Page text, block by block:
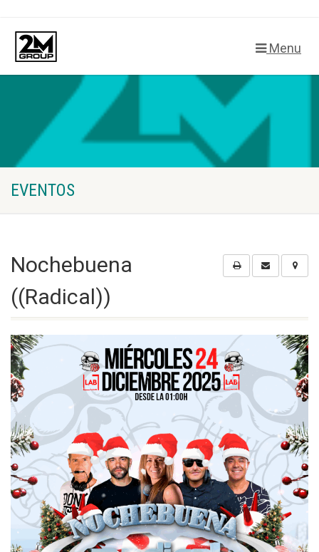
Menu
EVENTOS
Nochebuena
((Radical))